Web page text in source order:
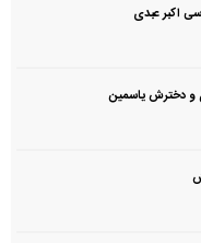
اکبر عبدی
دخترش یاسمین